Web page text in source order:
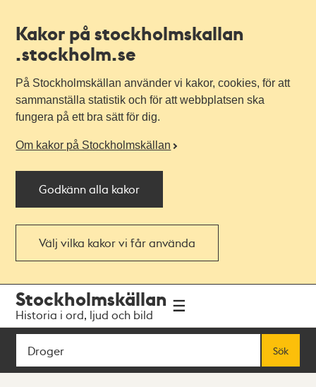
Kakor på stockholmskallan
.stockholm.se
På Stockholmskällan använder vi kakor, cookies, för att
sammanställa statistik och för att webbplatsen ska
fungera på ett bra sätt för dig.
Om kakor på Stockholmskällan
Godkänn alla kakor
Välj vilka kakor vi får använda
navigationen
huvudinnehållet
Stockholmskällan
Historia i ord, ljud och bild
Sök
Sök